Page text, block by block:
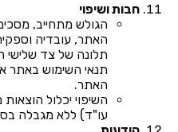
חבות ושיפוי
הגולש מתחייב,
האתר, עובדיה
תלונה של צד שלישי
תנאי השימוש באתר
האתר.
השיפוי יכלול
עו"ד) ללא מגבלה